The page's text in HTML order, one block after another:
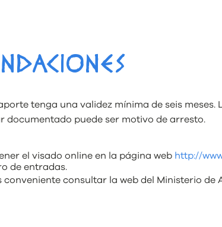
tenga una validez mínima de seis meses.
documentado puede ser motivo de arresto.
el visado online en la página web http://
de entradas.
consultar la web del Ministerio de